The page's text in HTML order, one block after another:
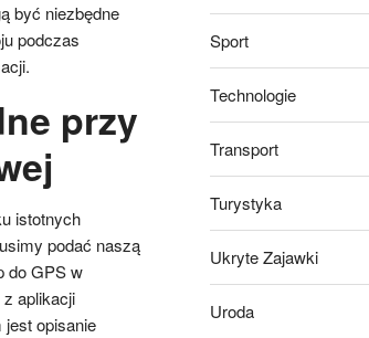
być niezbędne
podczas
przy
istotnych
podać naszą
do GPS w
aplikacji
opisanie
Sport
Technologie
Transport
Turystyka
Ukryte Zajawki
Uroda